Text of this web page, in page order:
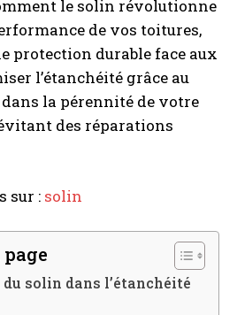
le solin révolutionne
de vos toitures,
protection durable face aux
l’étanchéité grâce au
la pérennité de votre
des réparations
sur : solin
solin dans l’étanchéité